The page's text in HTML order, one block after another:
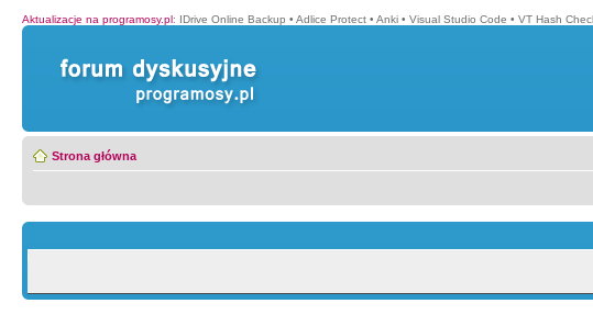
Aktualizacje na programosy.pl: IDrive Online Backup • Adlice Protect • Anki • Visual Studio Code • VT Hash
Strona główna